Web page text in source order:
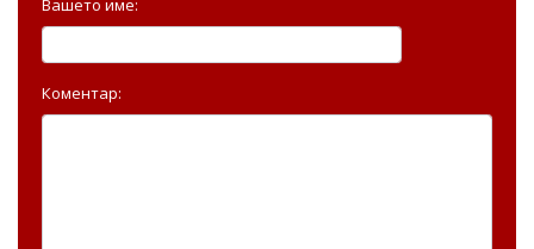
Коментар: